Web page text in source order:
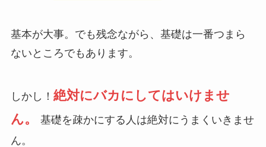
基本が大事。でも残念ながら、基礎は一番つまら
ないところでもあります。
しかし！ 絶対にバカにしてはいけませ
ん。
基礎を疎かにする人は絶対にうまくいきませ
ん。